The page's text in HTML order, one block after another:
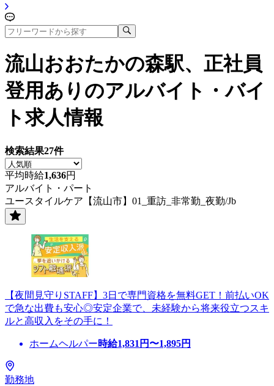
流山おおたかの森駅、正社員
登用あり のアルバイト・バイ
ト求人情報
検索結果27件
平均時給1,636円
アルバイト・パート
ユースタイルケア【流山市】01_重訪_非常勤_夜勤/Jb
【夜間見守りSTAFF】3日で専門資格を無料GET！前払いOK
で急な出費も安心◎安定企業で、未経験から将来役立つスキ
ルと高収入をその手に！
ホームヘルパー時給1,831 円〜1,895円
勤務地